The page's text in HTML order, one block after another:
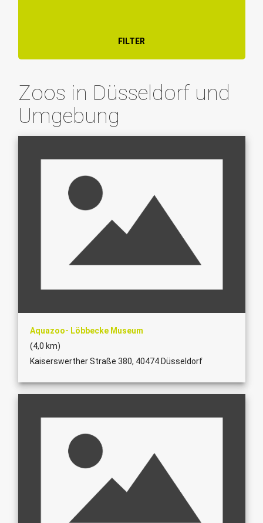
FILTER
Zoos in Düsseldorf und
Umgebung
Aquazoo- Löbbecke Museum
(4,0 km)
Kaiserswerther Straße 380, 40474 Düsseldorf